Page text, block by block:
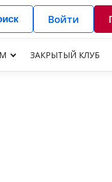
Войти
ЗАКРЫТЫЙ КЛУБ